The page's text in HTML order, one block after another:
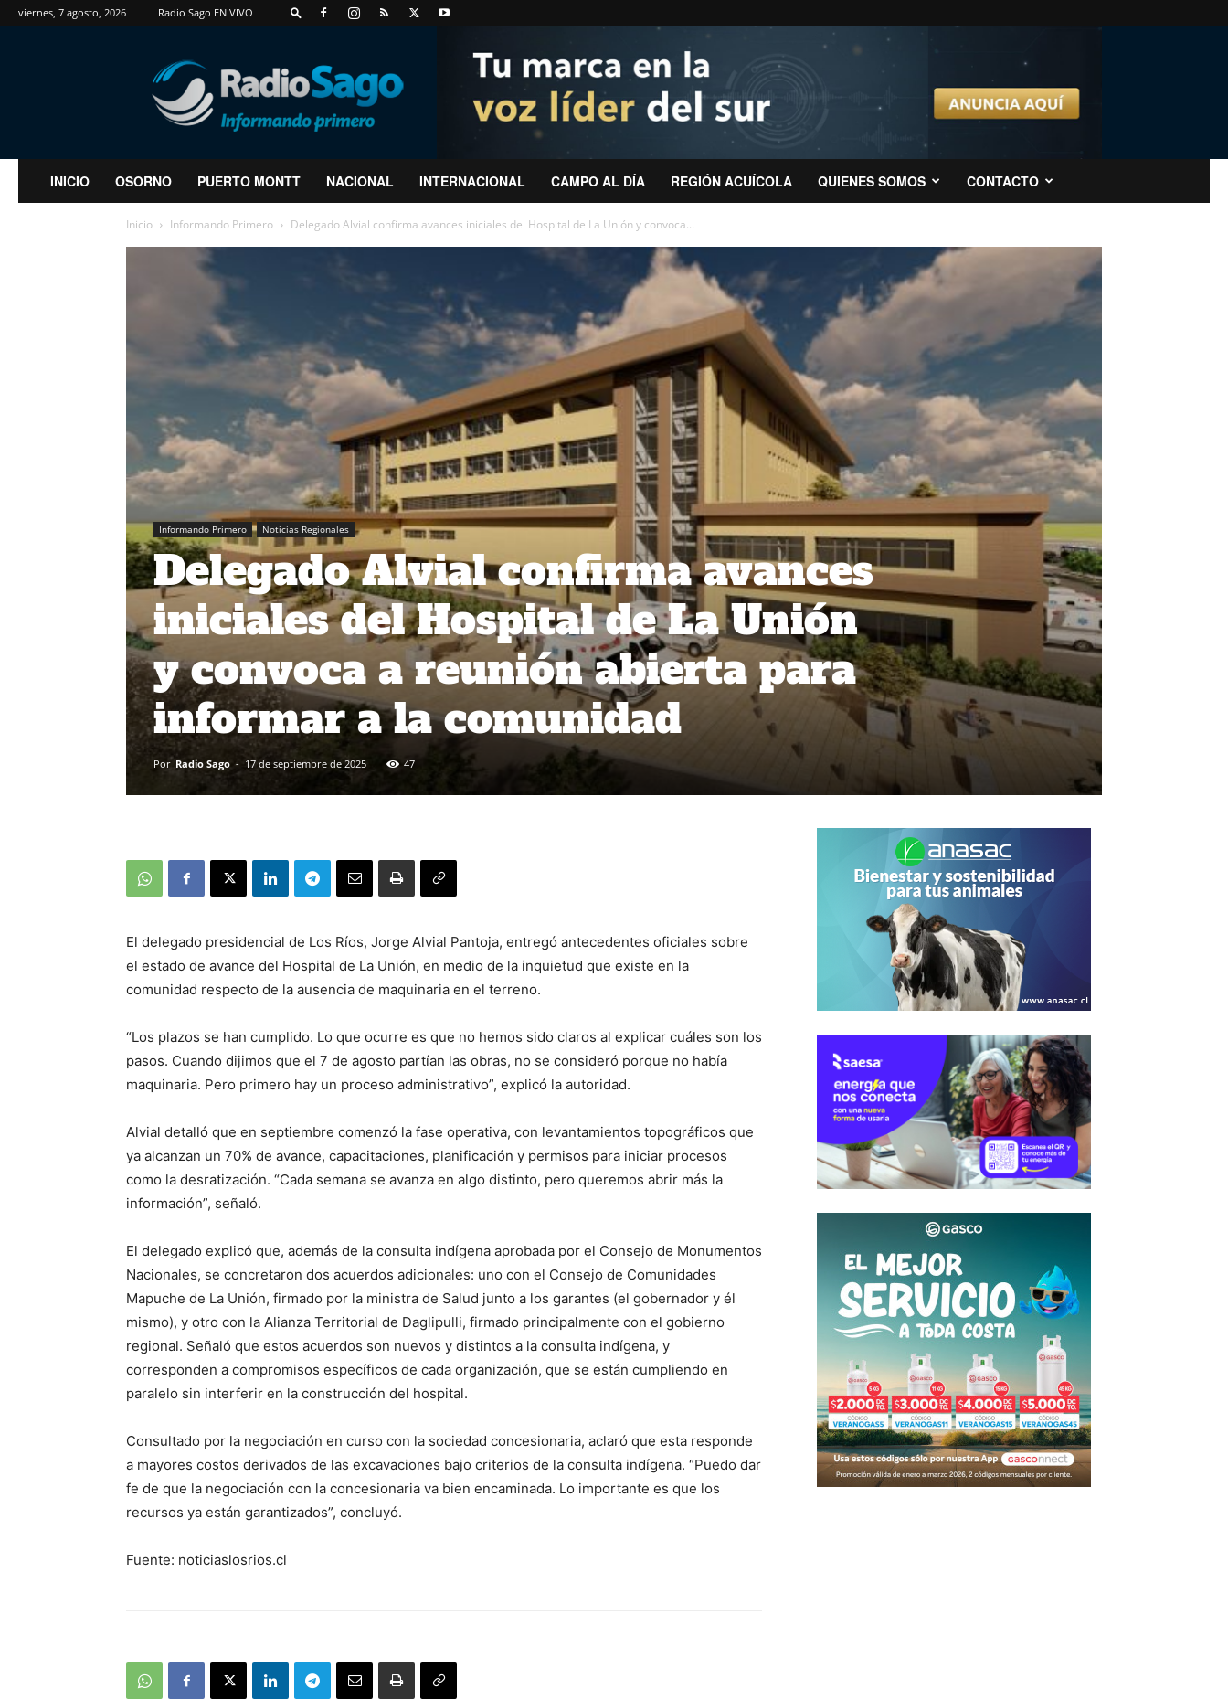
viernes, 7 agosto, 2026 Radio Sago EN VIVO
RadioSago
INICIO OSORNO PUERTO MONTT NACIONAL INTERNACIONAL CAMPO AL DÍA REGIÓN ACUÍCOLA QUIENES SOMOS CONTACTO
Inicio Informando Primero Delegado Alvial confirma avances iniciales del Hospital de La Unión y convoca...
Informando Primero Noticias Regionales
Delegado Alvial confirma avances
iniciales del Hospital de La Unión
y convoca a reunión abierta para
informar a la comunidad
Por Radio Sago - 17 de septiembre de 2025 47
El delegado presidencial de Los Ríos, Jorge Alvial Pantoja, entregó antecedentes oficiales sobre
el estado de avance del Hospital de La Unión, en medio de la inquietud que existe en la
comunidad respecto de la ausencia de maquinaria en el terreno.
“Los plazos se han cumplido. Lo que ocurre es que no hemos sido claros al explicar cuáles son los
pasos. Cuando dijimos que el 7 de agosto partían las obras, no se consideró porque no había
maquinaria. Pero primero hay un proceso administrativo”, explicó la autoridad.
Alvial detalló que en septiembre comenzó la fase operativa, con levantamientos topográficos que
ya alcanzan un 70% de avance, capacitaciones, planificación y permisos para iniciar procesos
como la desratización. “Cada semana se avanza en algo distinto, pero queremos abrir más la
información”, señaló.
El delegado explicó que, además de la consulta indígena aprobada por el Consejo de Monumentos
Nacionales, se concretaron dos acuerdos adicionales: uno con el Consejo de Comunidades
Mapuche de La Unión, firmado por la ministra de Salud junto a los garantes (el gobernador y él
mismo), y otro con la Alianza Territorial de Daglipulli, firmado principalmente con el gobierno
regional. Señaló que estos acuerdos son nuevos y distintos a la consulta indígena, y
corresponden a compromisos específicos de cada organización, que se están cumpliendo en
paralelo sin interferir en la construcción del hospital.
Consultado por la negociación en curso con la sociedad concesionaria, aclaró que esta responde
a mayores costos derivados de las excavaciones bajo criterios de la consulta indígena. “Puedo dar
fe de que la negociación con la concesionaria va bien encaminada. Lo importante es que los
recursos ya están garantizados”, concluyó.
Fuente: noticiaslosrios.cl